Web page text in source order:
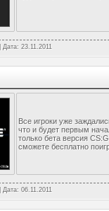
| Дата: 23.11.2011
Все игроки уже
что и будет первым
только бета версия
сможете бесплатно
| Дата: 06.11.2011